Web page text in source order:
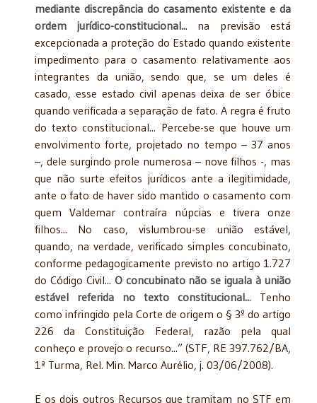
mediante discrepância do casamento existente e da
ordem jurídico-constitucional... na previsão está
excepcionada a proteção do Estado quando existente
impedimento para o casamento relativamente aos
integrantes da união, sendo que, se um deles é
casado, esse estado civil apenas deixa de ser óbice
quando verificada a separação de fato. A regra é fruto
do texto constitucional... Percebe-se que houve um
envolvimento forte, projetado no tempo – 37 anos
–, dele surgindo prole numerosa – nove filhos -, mas
que não surte efeitos jurídicos ante a ilegitimidade,
ante o fato de haver sido mantido o casamento com
quem Valdemar contraíra núpcias e tivera onze
filhos... No caso, vislumbrou-se união estável,
quando, na verdade, verificado simples concubinato,
conforme pedagogicamente previsto no artigo 1.727
do Código Civil... O concubinato não se iguala à união
estável referida no texto constitucional... Tenho
como infringido pela Corte de origem o § 3º do artigo
226 da Constituição Federal, razão pela qual
conheço e provejo o recurso...” (STF, RE 397.762/BA,
1ª Turma, Rel. Min. Marco Aurélio, j. 03/06/2008).
E os dois outros Recursos que tramitam no STF em